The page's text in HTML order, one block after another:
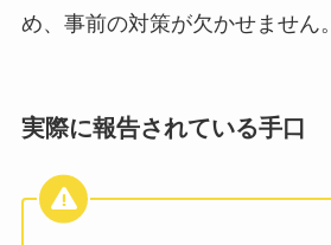
め、事前の対策が欠かせません。
実際に報告されている手口